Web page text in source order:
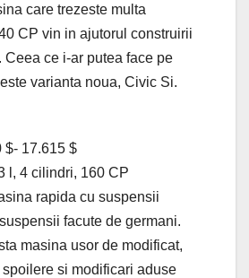
care trezeste multa
CP vin in ajutorul construirii
Ceea ce i-ar putea face pe
varianta noua, Civic Si.
$- 17.615 $
l, 4 cilindri, 160 CP
rapida cu suspensii
facute de germani.
masina usor de modificat,
si modificari aduse